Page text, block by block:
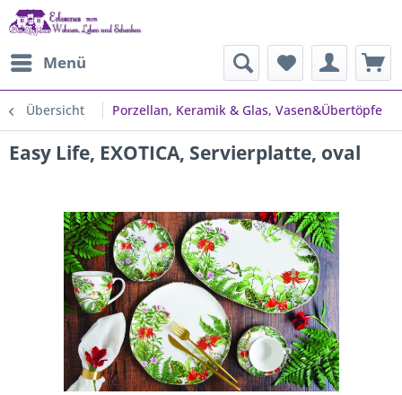
Menü
Übersicht Porzellan, Keramik & Glas, Vasen&Übertöpfe
Easy Life, EXOTICA, Servierplatte, oval